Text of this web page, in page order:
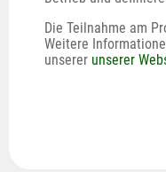
Die Teilnahme am
Weitere
unserer unserer